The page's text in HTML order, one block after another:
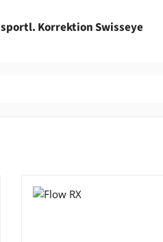
sportl. Korrektion Swisseye